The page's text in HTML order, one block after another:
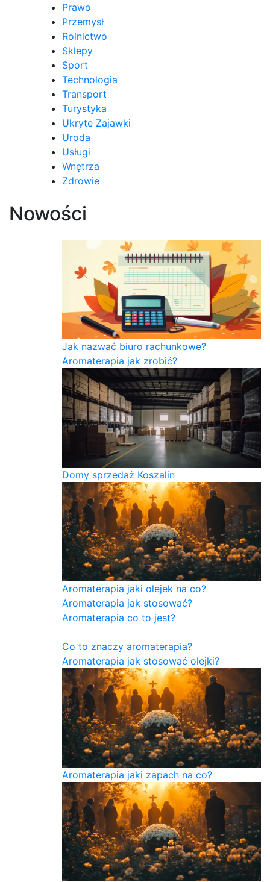
Prawo
Przemysł
Rolnictwo
Sklepy
Sport
Technologia
Transport
Turystyka
Ukryte Zajawki
Uroda
Usługi
Wnętrza
Zdrowie
Nowości
Jak nazwać biuro rachunkowe?
Aromaterapia jak zrobić?
Domy sprzedaż Koszalin
Aromaterapia jaki olejek na co?
Aromaterapia jak stosować?
Aromaterapia co to jest?
Co to znaczy aromaterapia?
Aromaterapia jak stosować olejki?
Aromaterapia jaki zapach na co?